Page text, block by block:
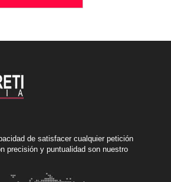
de satisfacer cualquier petición
precisión y puntualidad son nuestro